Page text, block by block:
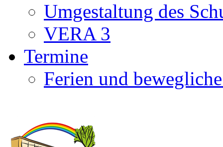
Umgestaltung des
VERA 3
Termine
Ferien und